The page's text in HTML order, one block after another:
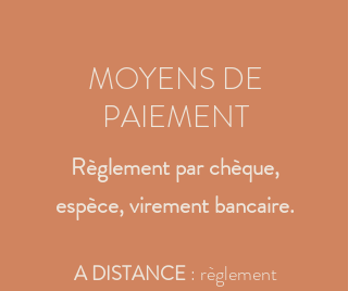
MOYENS DE
PAIEMENT
Règlement par chèque,
espèce, virement bancaire.
A DISTANCE: règlement